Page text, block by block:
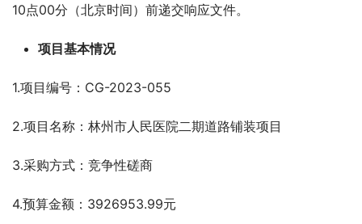
10点00分（北京时间）前递交响应文件。
项目基本情况
1.项目编号：CG-2023-055
2.项目名称：林州市人民医院二期道路铺装项目
3.采购方式：竞争性磋商
4.预算金额：3926953.99元